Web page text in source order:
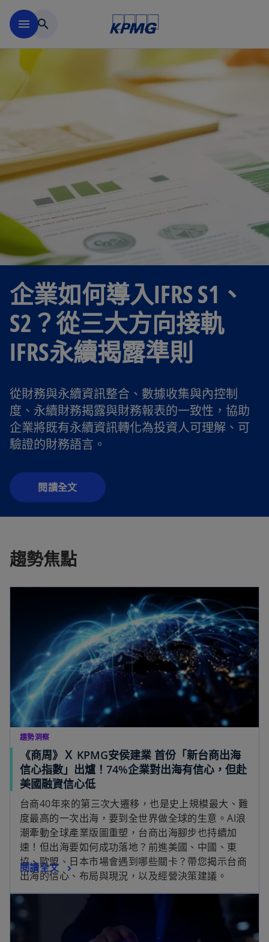
menu search
企業如何導入IFRS S1、
S2？從三大方向接軌
IFRS永續揭露準則
從財務與永續資訊整合、數據收集與內控制
度、永續財務揭露與財務報表的一致性，協助
企業將既有永續資訊轉化為投資人可理解、可
驗證的財務語言。
閱讀全文
在
新
籤
中
趨勢焦點
趨勢洞察
《商周》Ｘ KPMG安侯建業 首份「新台商出海
信心指數」出爐！74%企業對出海有信心，但赴
美國融資信心低
台商40年來的第三次大遷移，也是史上規模最大、難
度最高的一次出海，要到全世界做全球的生意。AI浪
潮牽動全球產業版圖重塑，台商出海腳步也持續加
速！但出海要如何成功落地？前進美國、中國、東
協、歐盟、日本市場會遇到哪些關卡？帶您揭示台商
出海的信心、布局與現況，以及經營決策建議。
閱讀全文